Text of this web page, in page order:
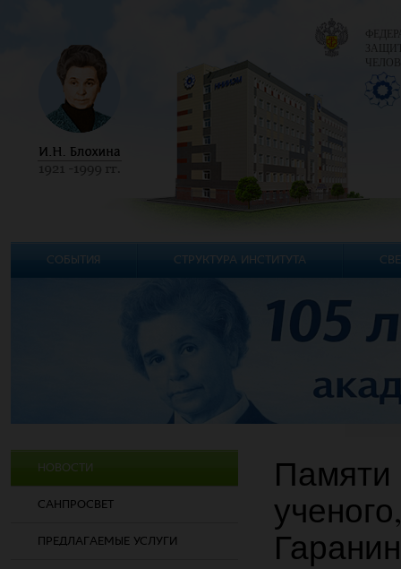
НОВОСТИ
САНПРОСВЕТ
ПРЕДЛАГАЕМЫЕ УСЛУГИ
Памяти
СОБЫТИЯ СТРУКТУРА ИНСТИТУТА